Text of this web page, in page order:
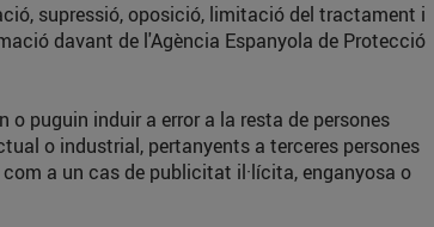
supressió, oposició, limitació del tractament i
davant de l'Agència Espanyola de Protecció
puguin induir a error a la resta de persones
o industrial, pertanyents a terceres persones
a un cas de publicitat il·lícita, enganyosa o